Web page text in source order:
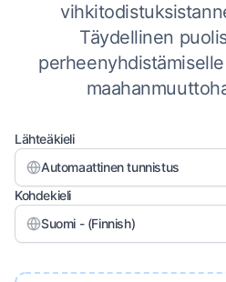
Täydellinen
Lähteäkieli
Automaattinen tunnistus
Kohdekieli
Suomi - (Finnish)